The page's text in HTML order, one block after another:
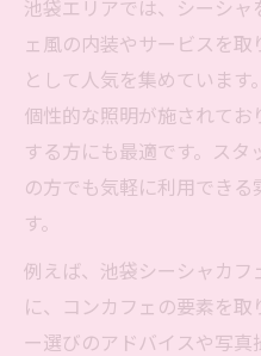
池袋エリアでは、シーシ
ェ風の内装やサービスを
として人気を集めていま
個性的な照明が施されて
する方にも最適です。ス
の方でも気軽に利用でき
す。
例えば、池袋シーシャカ
に、コンカフェの要素を
ー選びのアドバイスや写